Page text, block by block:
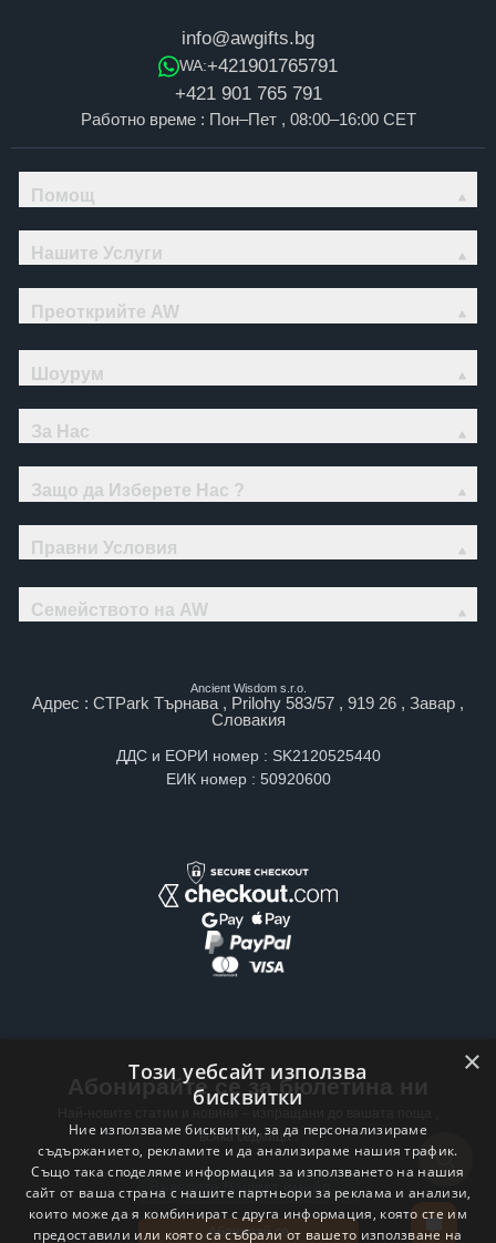
info@awgifts.bg
WA:+421901765791
+421 901 765 791
Работно време : Пон–Пет , 08:00–16:00 CET
Помощ
Нашите Услуги
Преоткрийте AW
Шоурум
За Нас
Защо да Изберете Нас ?
Правни Условия
Семейството на AW
Ancient Wisdom s.r.o.
Адрес : CTPark Търнава , Prilohy 583/57 , 919 26 , Завар ,
Словакия
ДДС и ЕОРИ номер : SK2120525440
ЕИК номер : 50920600
Абонирайте се за бюлетина ни
всяка седмица .
Email address
Абонирай се
×
Този уебсайт използва
бисквитки
Ние използваме бисквитки, за да персонализираме
съдържанието, рекламите и да анализираме нашия трафик.
Също така споделяме информация за използването на нашия
сайт от ваша страна с нашите партньори за реклама и анализи,
които може да я комбинират с друга информация, която сте им
предоставили или която са събрали от вашето използване на